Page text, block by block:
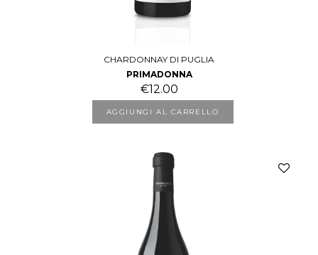
CHARDONNAY DI PUGLIA
PRIMADONNA
€12.00
AGGIUNGI AL CARRELLO